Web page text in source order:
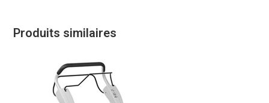
Produits similaires